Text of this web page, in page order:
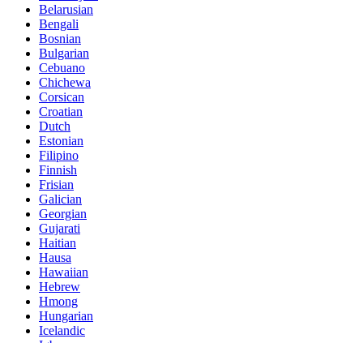
Belarusian
Bengali
Bosnian
Bulgarian
Cebuano
Chichewa
Corsican
Croatian
Dutch
Estonian
Filipino
Finnish
Frisian
Galician
Georgian
Gujarati
Haitian
Hausa
Hawaiian
Hebrew
Hmong
Hungarian
Icelandic